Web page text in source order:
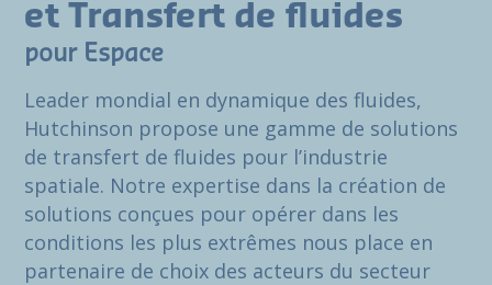
et Transfert de fluides
pour Espace
Leader mondial en dynamique des fluides,
Hutchinson propose une gamme de solutions
de transfert de fluides pour l’industrie
spatiale. Notre expertise dans la création de
solutions conçues pour opérer dans les
conditions les plus extrêmes nous place en
partenaire de choix des acteurs du secteur